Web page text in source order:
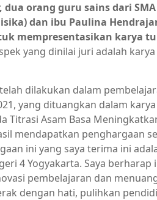
dua orang guru sains dari
dan ibu Paulina
mempresentasikan karya
yang dinilai juri adalah
dilakukan dalam
yang dituangkan dalam
Titrasi Asam Basa
mendapatkan penghargaan
ini yang saya terima ini
4 Yogyakarta. Saya
pembelajaran dan
dengan hati, pulihkan